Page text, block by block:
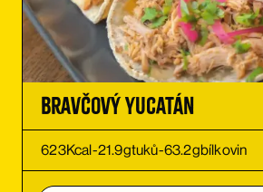
OBJEDNAŤ
Bravčový Yucatán
623Kcal-21.9gtuků-63.2gbílkovin